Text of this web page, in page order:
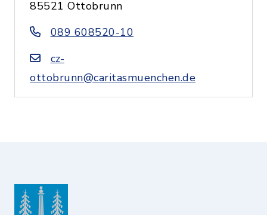
85521 Ottobrunn
089 608520-10
cz-
ottobrunn@caritasmuenchen.de